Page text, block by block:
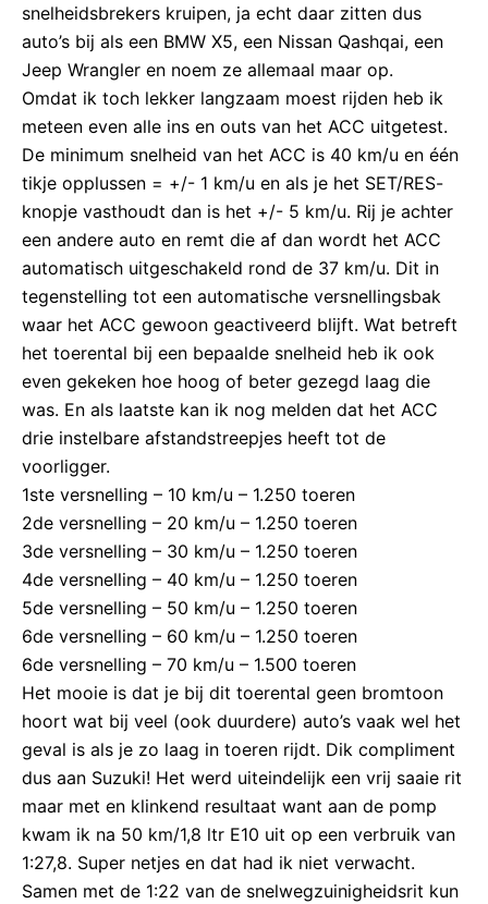
snelheidsbrekers kruipen, ja echt daar zitten dus
auto’s bij als een BMW X5, een Nissan Qashqai, een
Jeep Wrangler en noem ze allemaal maar op.
Omdat ik toch lekker langzaam moest rijden heb ik
meteen even alle ins en outs van het ACC uitgetest.
De minimum snelheid van het ACC is 40 km/u en één
tikje opplussen = +/- 1 km/u en als je het SET/RES-
knopje vasthoudt dan is het +/- 5 km/u. Rij je achter
een andere auto en remt die af dan wordt het ACC
automatisch uitgeschakeld rond de 37 km/u. Dit in
tegenstelling tot een automatische versnellingsbak
waar het ACC gewoon geactiveerd blijft. Wat betreft
het toerental bij een bepaalde snelheid heb ik ook
even gekeken hoe hoog of beter gezegd laag die
was. En als laatste kan ik nog melden dat het ACC
drie instelbare afstandstreepjes heeft tot de
voorligger.
1ste versnelling – 10 km/u – 1.250 toeren
2de versnelling – 20 km/u – 1.250 toeren
3de versnelling – 30 km/u – 1.250 toeren
4de versnelling – 40 km/u – 1.250 toeren
5de versnelling – 50 km/u – 1.250 toeren
6de versnelling – 60 km/u – 1.250 toeren
6de versnelling – 70 km/u – 1.500 toeren
Het mooie is dat je bij dit toerental geen bromtoon
hoort wat bij veel (ook duurdere) auto’s vaak wel het
geval is als je zo laag in toeren rijdt. Dik compliment
dus aan Suzuki! Het werd uiteindelijk een vrij saaie rit
maar met en klinkend resultaat want aan de pomp
kwam ik na 50 km/1,8 ltr E10 uit op een verbruik van
1:27,8. Super netjes en dat had ik niet verwacht.
Samen met de 1:22 van de snelwegzuinigheidsrit kun